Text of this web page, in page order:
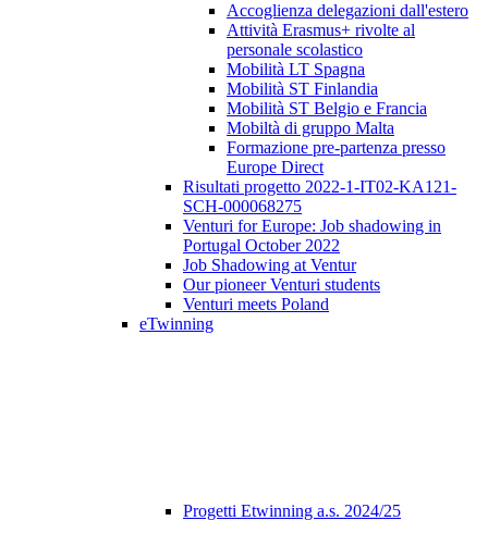
Accoglienza delegazioni dall'estero
Attività Erasmus+ rivolte al
personale scolastico
Mobilità LT Spagna
Mobilità ST Finlandia
Mobilità ST Belgio e Francia
Mobiltà di gruppo Malta
Formazione pre-partenza presso
Europe Direct
Risultati progetto 2022-1-IT02-KA121-
SCH-000068275
Venturi for Europe: Job shadowing in
Portugal October 2022
Job Shadowing at Ventur
Our pioneer Venturi students
Venturi meets Poland
eTwinning
Progetti Etwinning a.s. 2024/25